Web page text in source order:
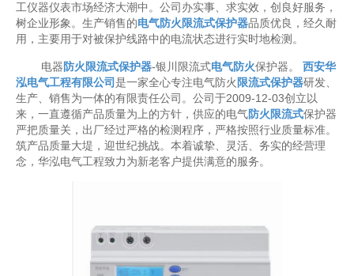
工仪器仪表市场经济大潮中。公司办实事、求实效，创良好服务，
树企业形象。生产销售的电气防火限流式保护器品质优良，经久耐
用，主要用于对被保护线路中的电流状态进行实时地检测。
电器防火限流式保护器-银川限流式电气防火保护器。 西安华
泓电气工程有限公司是一家全心专注电气防火 限流式保护器研发、
生产、销售为一体的有限责任公司。公司于2009-12-03创立以
来，一直遵循产品质量为上的方针，供应的电气防火限流式保护器
严把质量关，出厂经过严格的检测程序，严格按照行业质量标准。
筑产品质量大堤，迎世纪挑战。本着诚挚、灵活、务实的经营理
念，华泓电气工程致力为新老客户提供满意的服务。